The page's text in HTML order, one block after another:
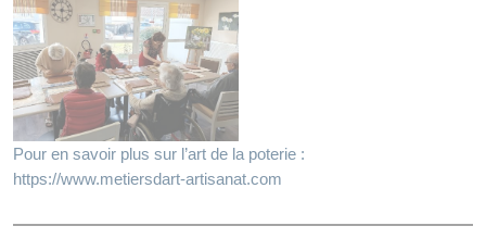
Pour en savoir plus sur l’art de la poterie :
https://www.metiersdart-artisanat.com